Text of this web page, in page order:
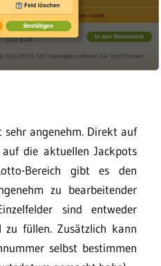
angenehm. Direkt auf
die aktuellen Jackpots
Bereich gibt es den
zu bearbeitender
sind entweder
füllen. Zusätzlich kann
selbst bestimmen